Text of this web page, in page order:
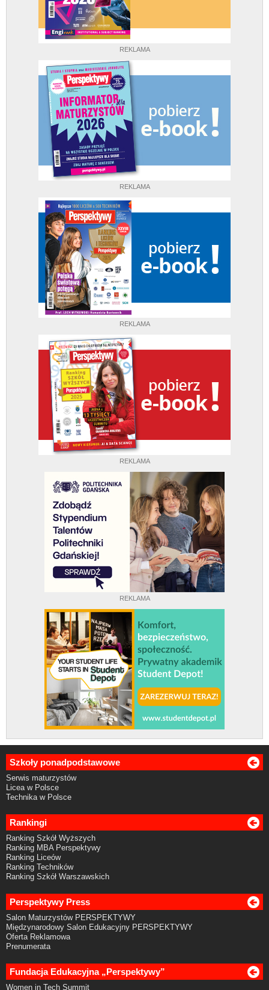
REKLAMA
REKLAMA
REKLAMA
REKLAMA
REKLAMA
Szkoły ponadpodstawowe
Serwis maturzystów
Licea w Polsce
Technika w Polsce
Rankingi
Ranking Szkół Wyższych
Ranking MBA Perspektywy
Ranking Liceów
Ranking Techników
Ranking Szkół Warszawskich
Perspektywy Press
Salon Maturzystów PERSPEKTYWY
Międzynarodowy Salon Edukacyjny PERSPEKTYWY
Oferta Reklamowa
Prenumerata
Fundacja Edukacyjna „Perspektywy”
Women in Tech Summit